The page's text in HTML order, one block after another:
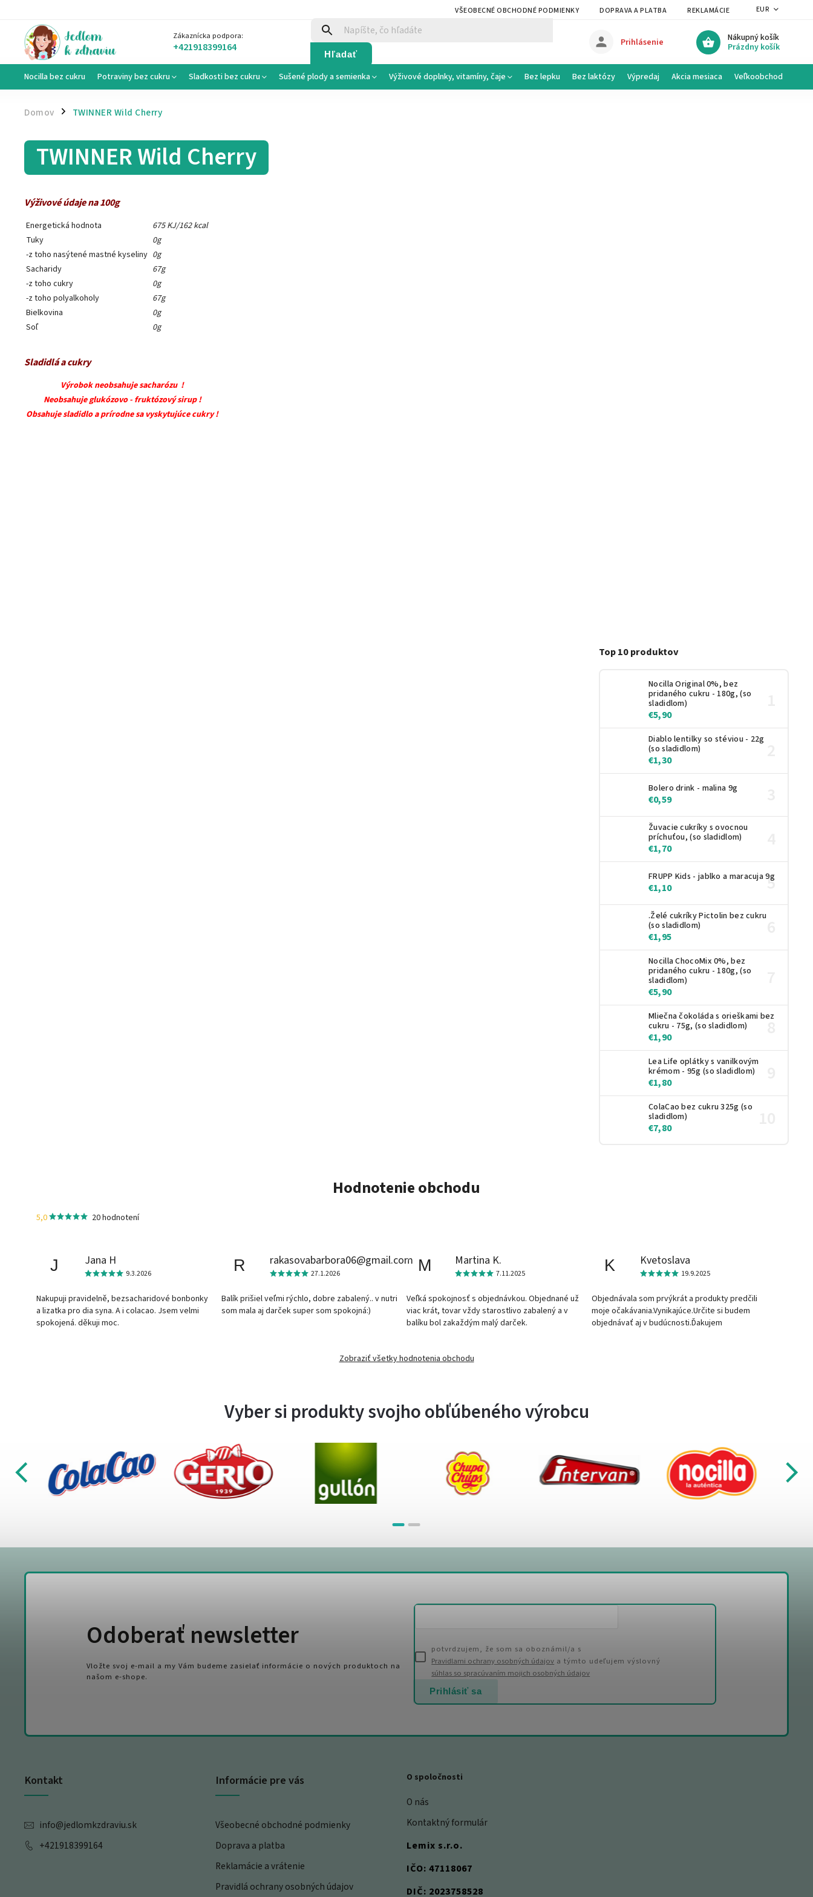
VŠEOBECNÉ OBCHODNÉ PODMIENKY DOPRAVA A PLATBA REKLAMÁCIE A VRÁTENIE
EUR
Zákaznícka podpora:
+421918399164 Hľadať
Nákupný košík
Prázdny košík
Prihlásenie
Nocilla bez cukru Potraviny bez cukru Sladkosti bez cukru Sušené plody a semienka Výživové doplnky, vitamíny, čaje Bez lepku Bez laktózy Výpredaj Akcia mesiaca Veľkoobchod
Domov / TWINNER Wild Cherry
Top 10 produktov
Nocilla Original 0%, bez
pridaného cukru - 180g, (so
sladidlom)
€5,90
Diablo lentilky so stéviou - 22g
(so sladidlom)
€1,30
Bolero drink - malina 9g
€0,59
Žuvacie cukríky s ovocnou
príchuťou, (so sladidlom)
€1,70
FRUPP Kids - jablko a maracuja 9g
€1,10
.Želé cukríky Pictolin bez cukru
(so sladidlom)
€1,95
Nocilla ChocoMix 0%, bez
pridaného cukru - 180g, (so
sladidlom)
€5,90
Mliečna čokoláda s orieškami bez
cukru - 75g, (so sladidlom)
€1,90
Lea Life oplátky s vanilkovým
krémom - 95g (so sladidlom)
€1,80
ColaCao bez cukru 325g (so
sladidlom)
€7,80
TWINNER Wild Cherry
Výživové údaje na 100g
Energetická hodnota
675 KJ/162 kcal
Tuky
0g
-z toho nasýtené mastné kyseliny 0g
Sacharidy
67g
-z toho cukry
0g
-z toho polyalkoholy
67g
Bielkovina
0g
Soľ
0g
Sladidlá a cukry
Výrobok neobsahuje sacharózu !
Neobsahuje glukózovo - fruktózový sirup !
Obsahuje sladidlo a prírodne sa vyskytujúce cukry !
Hodnotenie obchodu
5,0 20 hodnotení
J Jana H
9.3.2026
Nakupuji pravidelně, bezsacharidové bonbonky
a lizatka pro dia syna. A i colacao. Jsem velmi
spokojená. děkuji moc.
R rakasovabarbora06@gmail.com
27.1.2026
Balík prišiel veľmi rýchlo, dobre zabalený.. v nutri
som mala aj darček super som spokojná:)
M Martina K.
7.11.2025
Veľká spokojnosť s objednávkou. Objednané už
viac krát, tovar vždy starostlivo zabalený a v
balíku bol zakaždým malý darček.
K Kvetoslava
19.9.2025
Objednávala som prvýkrát a produkty predčili
moje očakávania.Vynikajúce.Určite si budem
objednávať aj v budúcnosti.Ďakujem
Zobraziť všetky hodnotenia obchodu
Vyber si produkty svojho obľúbeného výrobcu
Kontakt
info@jedlomkzdraviu.sk
+421918399164
Informácie pre vás
Všeobecné obchodné podmienky
Doprava a platba
Reklamácie a vrátenie
Pravidlá ochrany osobných údajov
O spoločnosti
O nás
Kontaktný formulár
Lemix s.r.o.
IČO: 47118067
DIČ: 2023758528
Odoberať newsletter
Vložte svoj e-mail a my Vám budeme zasielať informácie o nových produktoch na
našom e-shope.
potvrdzujem, že som sa oboznámil/a s
Pravidlami ochrany osobných údajov a týmto udeľujem výslovný
súhlas so spracúvaním mojich osobných údajov
Prihlásiť sa